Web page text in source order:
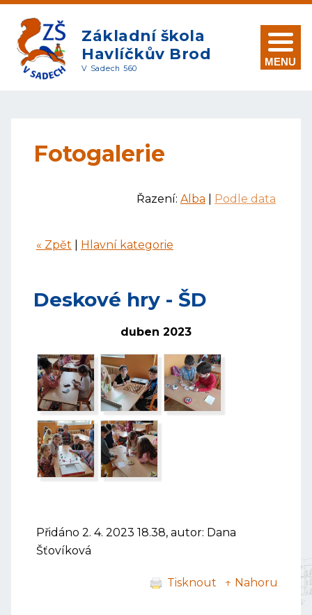
Základní škola
Havlíčkův Brod
V Sadech 560
MENU
Fotogalerie
Řazení: Alba Podle data
« Zpět Hlavní kategorie
Deskové hry - ŠD
duben 2023
Přidáno 2. 4. 2023 18.38, autor: Dana
Šťovíková
Tisknout ↑ Nahoru